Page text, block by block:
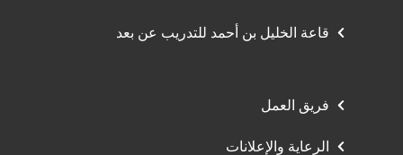
قاعة الخليل بن أحمد للتدريب عن بعد
فريق العمل
الرعاية والإعلانات